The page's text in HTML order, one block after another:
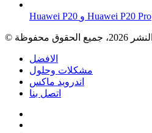
Huawei P20 و Huawei P20 Pro
الافضل
مشكلات وحلول
اندرويد ماكس
اتصل بنا